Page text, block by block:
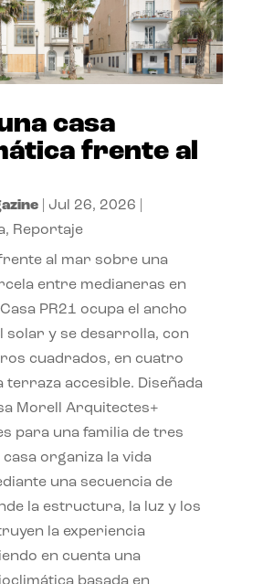
casa
frente al
| Jul 26, 2026
, Reportaje
al mar sobre una
entre medianeras en
PR21 ocupa el ancho
solar y se desarrolla, con
cuadrados, en cuatro
terraza accesible. Diseñada
Morell Arquitectes+
para una familia de tres
organiza la vida
una secuencia de
la estructura, la luz y los
la experiencia
en cuenta una